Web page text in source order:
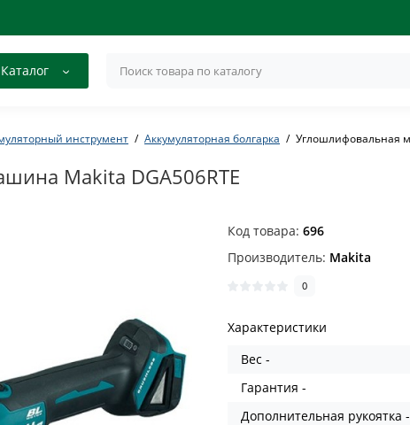
Каталог
инструмент Аккумуляторная болгарка Углошлифовальная
Makita DGA506RTE
Код товара:696
Производитель: Makita
0
Характеристики
Вес -
Гарантия -
Дополнительная рукоятка -